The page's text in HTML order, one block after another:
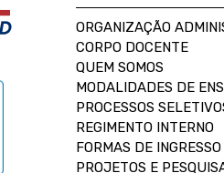
ORGANIZAÇÃO
CORPO DOCENTE
QUEM SOMOS
MODALIDADES DE
PROCESSOS
REGIMENTO INTERNO
FORMAS DE INGRESSO
PROJETOS E